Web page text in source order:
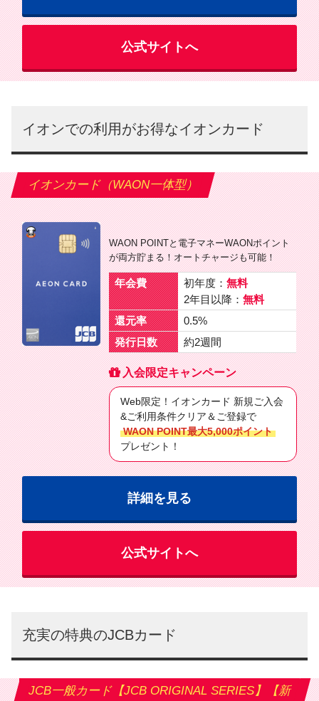
公式サイトへ
イオンでの利用がお得なイオンカード
イオンカード（WAON一体型）
WAON POINTと電子マネーWAONポイント
が両方貯まる！オートチャージも可能！
年会費 初年度： 無料
2年目以降： 無料
還元率
0.5%
発行日数
約2週間
入会限定キャンペーン
Web限定！イオンカード 新規ご入会
&ご利用条件クリア＆ご登録で
WAON POINT最大5,000ポイント
プレゼント！
詳細を見る
公式サイトへ
充実の特典のJCBカード
JCB一般カード【JCB ORIGINAL SERIES】【新